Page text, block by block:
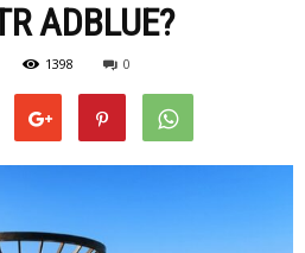
ADBLUE?
1398 0